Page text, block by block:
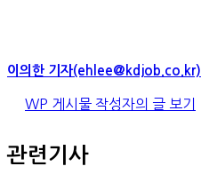
이의한 기자(ehlee@kdjob.co.kr)
WP 게시물 작성자의 글 보기
관련기사